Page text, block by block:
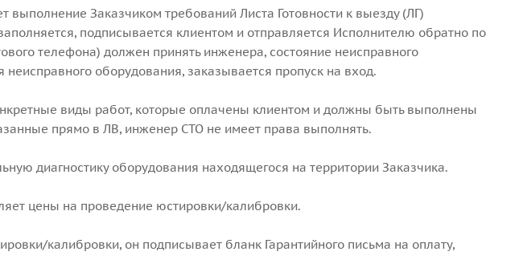
Заказчиком требований Листа Готовности к выезду (ЛГ)
подписывается клиентом и отправляется Исполнителю обратно по
телефона) должен принять инженера, состояние неисправного
оборудования, заказывается пропуск на вход.
виды работ, которые оплачены клиентом и должны быть выполнены
прямо в ЛВ, инженер СТО не имеет права выполнять.
диагностику оборудования находящегося на территории Заказчика.
цены на проведение юстировки/калибровки.
калибровки, он подписывает бланк Гарантийного письма на оплату,